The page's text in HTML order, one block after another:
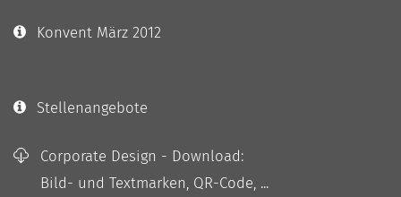
Konvent März 2012
Stellenangebote
Corporate Design - Download:
Bild- und Textmarken, QR-Code, ...